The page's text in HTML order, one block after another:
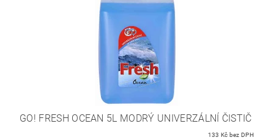
GO! FRESH OCEAN 5L MODRÝ UNIVERZÁLNÍ ČISTIČ
133 Kč bez DPH